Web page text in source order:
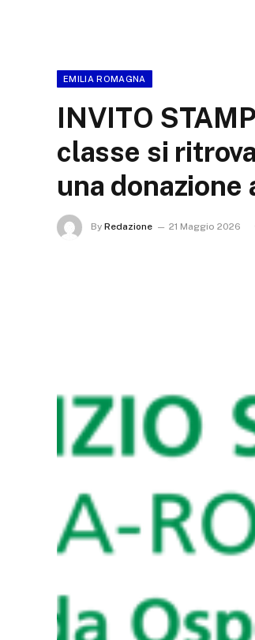
EMILIA ROMAGNA
INVITO
classe si
una
By Redazione 21 Maggio 2026